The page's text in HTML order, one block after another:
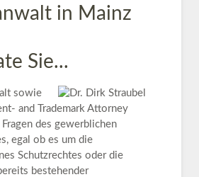
in Mainz
Sie...
sowie
and Trademark Attorney
des gewerblichen
egal ob es um die
Schutzrechtes oder die
bestehender